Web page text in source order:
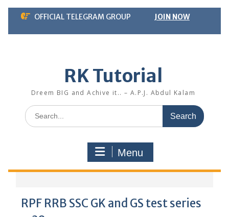
Skip
content
OFFICIAL TELEGRAM GROUP JOIN NOW
RK Tutorial
Dreem BIG and Achive it.. – A.P.J. Abdul Kalam
Search
for:
Menu
RPF RRB SSC GK and GS test series